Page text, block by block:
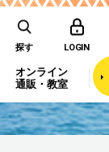
探す LOGIN
オンライン
通販・教室